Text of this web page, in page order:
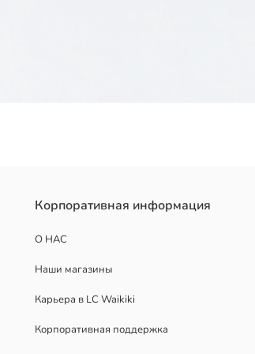
Корпоративная информация
О НАС
Наши магазины
Карьера в LC Waikiki
Корпоративная поддержка